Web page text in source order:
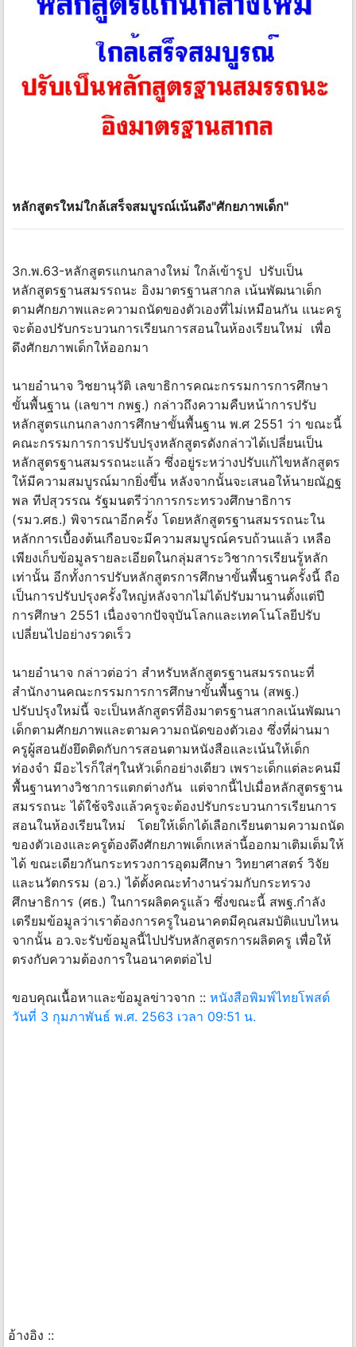
หลักสูตรใหม่ใกล้เสร็จสมบูรณ์เน้นดึง"ศักยภาพเด็ก"
3ก.พ.63-หลักสูตรแกนกลางใหม่ ใกล้เข้ารูป ปรับเป็น
หลักสูตรฐานสมรรถนะ อิงมาตรฐานสากล เน้นพัฒนาเด็ก
ตามศักยภาพและความถนัดของตัวเองที่ไม่เหมือนกัน แนะครู
จะต้องปรับกระบวนการเรียนการสอนในห้องเรียนใหม่ เพื่อ
ดึงศักยภาพเด็กให้ออกมา
นายอำนาจ วิชยานุวัติ เลขาธิการคณะกรรมการการศึกษา
ขั้นพื้นฐาน (เลขาฯ กพฐ.) กล่าวถึงความคืบหน้าการปรับ
หลักสูตรแกนกลางการศึกษาขั้นพื้นฐาน พ.ศ 2551 ว่า ขณะนี้
คณะกรรมการการปรับปรุงหลักสูตรดังกล่าวได้เปลี่ยนเป็น
หลักสูตรฐานสมรรถนะแล้ว ซึ่งอยู่ระหว่างปรับแก้ไขหลักสูตร
ให้มีความสมบูรณ์มากยิ่งขึ้น หลังจากนั้นจะเสนอให้นายณัฏฐ
พล ทีปสุวรรณ รัฐมนตรีว่าการกระทรวงศึกษาธิการ
(รมว.ศธ.) พิจารณาอีกครั้ง โดยหลักสูตรฐานสมรรถนะใน
หลักการเบื้องต้นเกือบจะมีความสมบูรณ์ครบถ้วนแล้ว เหลือ
เพียงเก็บข้อมูลรายละเอียดในกลุ่มสาระวิชาการเรียนรู้หลัก
เท่านั้น อีกทั้งการปรับหลักสูตรการศึกษาขั้นพื้นฐานครั้งนี้ ถือ
เป็นการปรับปรุงครั้งใหญ่หลังจากไม่ได้ปรับมานานตั้งแต่ปี
การศึกษา 2551 เนื่องจากปัจจุบันโลกและเทคโนโลยีปรับ
เปลี่ยนไปอย่างรวดเร็ว
นายอำนาจ กล่าวต่อว่า สำหรับหลักสูตรฐานสมรรถนะที่
สำนักงานคณะกรรมการการศึกษาขั้นพื้นฐาน (สพฐ.)
ปรับปรุงใหม่นี้ จะเป็นหลักสูตรที่อิงมาตรฐานสากลเน้นพัฒนา
เด็กตามศักยภาพและตามความถนัดของตัวเอง ซึ่งที่ผ่านมา
ครูผู้สอนยังยึดติดกับการสอนตามหนังสือและเน้นให้เด็ก
ท่องจำ มีอะไรก็ใส่ๆในหัวเด็กอย่างเดียว เพราะเด็กแต่ละคนมี
พื้นฐานทางวิชาการแตกต่างกัน แต่จากนี้ไปเมื่อหลักสูตรฐาน
สมรรถนะ ได้ใช้จริงแล้วครูจะต้องปรับกระบวนการเรียนการ
สอนในห้องเรียนใหม่ โดยให้เด็กได้เลือกเรียนตามความถนัด
ของตัวเองและครูต้องดึงศักยภาพเด็กเหล่านี้ออกมาเติมเต็มให้
ได้ ขณะเดียวกันกระทรวงการอุดมศึกษา วิทยาศาสตร์ วิจัย
และนวัตกรรม (อว.) ได้ตั้งคณะทำงานร่วมกับกระทรวง
ศึกษาธิการ (ศธ.) ในการผลิตครูแล้ว ซึ่งขณะนี้ สพฐ.กำลัง
เตรียมข้อมูลว่าเราต้องการครูในอนาคตมีคุณสมบัติแบบไหน
จากนั้น อว.จะรับข้อมูลนี้ไปปรับหลักสูตรการผลิตครู เพื่อให้
ตรงกับความต้องการในอนาคตต่อไป
ขอบคุณเนื้อหาและข้อมูลข่าวจาก :: หนังสือพิมพ์ไทยโพสต์
วันที่ 3 กุมภาพันธ์ พ.ศ. 2563 เวลา 09:51 น.
อ้างอิง ::